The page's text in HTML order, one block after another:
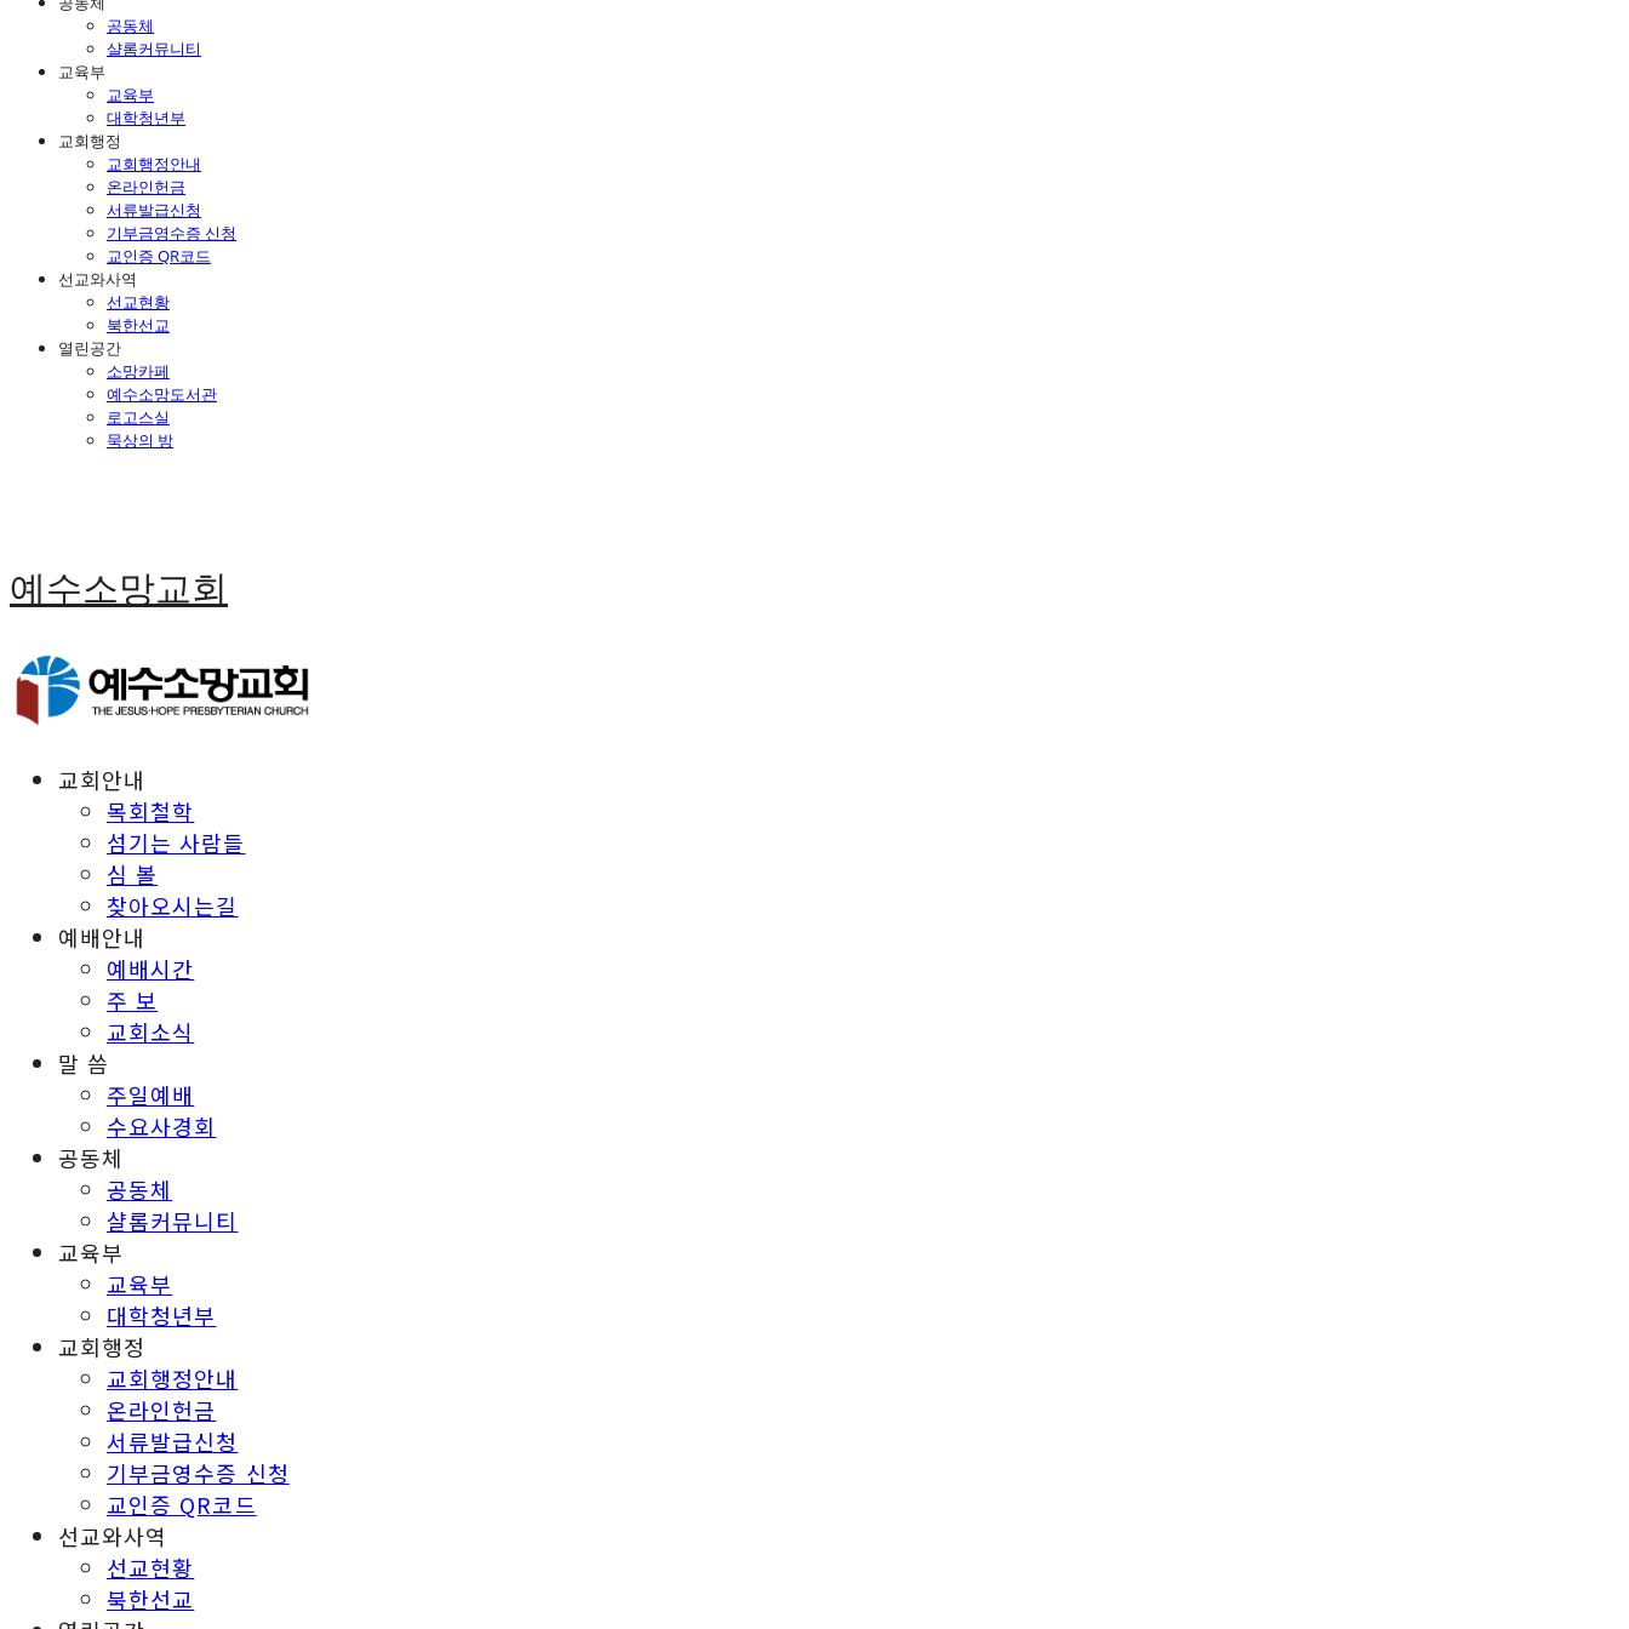
공동체
샬롬커뮤니티
교육부
교육부
대학청년부
교회행정
교회행정안내
온라인헌금
서류발급신청
기부금영수증 신청
교인증 QR코드
선교와사역
선교현황
북한선교
열린공간
소망카페
예수소망도서관
로고스실
묵상의 방
예수소망교회
교회안내
목회철학
섬기는 사람들
심 볼
찾아오시는길
예배안내
예배시간
주 보
교회소식
말 씀
주일예배
수요사경회
공동체
공동체
샬롬커뮤니티
교육부
교육부
대학청년부
교회행정
교회행정안내
온라인헌금
서류발급신청
기부금영수증 신청
교인증 QR코드
선교와사역
선교현황
북한선교